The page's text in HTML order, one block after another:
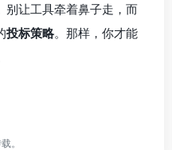
别让工具牵着鼻子走，而
投标策略。那样，你才能
。